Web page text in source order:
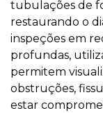
tubulações de
restaurando o
inspeções em
profundas,
permitem
obstruções,
estar